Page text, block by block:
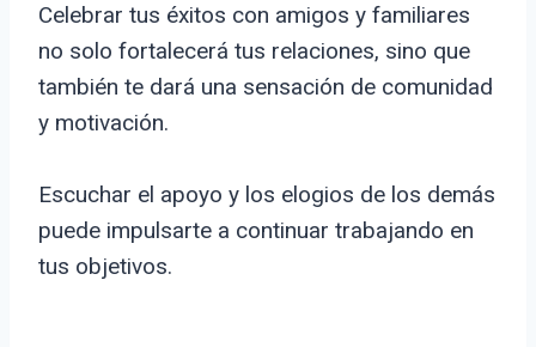
Celebrar tus éxitos con amigos y familiares
no solo fortalecerá tus relaciones, sino que
también te dará una sensación de comunidad
y motivación.
Escuchar el apoyo y los elogios de los demás
puede impulsarte a continuar trabajando en
tus objetivos.